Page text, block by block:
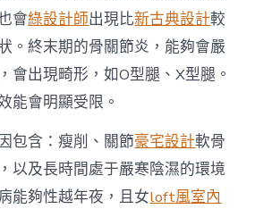
會綠設計師出現比新古典設計較
。終末期的骨關節炎，能夠會嚴
會出現畸形，如O型腿、X型腿。
能會明顯受限。
包含：瘦削、關節豪宅設計軟骨
以及長時間處于嚴寒陰濕的環境
能夠性越年夜，且女loft風室內